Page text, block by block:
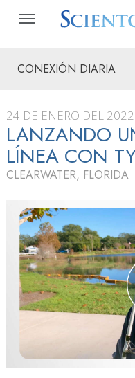
CONEXIÓN DIARIA
24 DE ENERO DEL 2022
LANZANDO
LÍNEA CON
CLEARWATER, FLORIDA